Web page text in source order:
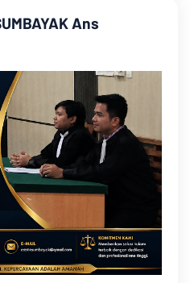
Ans